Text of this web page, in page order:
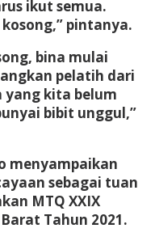
ikut semua.
pintanya.
bina mulai
pelatih dari
yang kita belum
bibit unggul,”
menyampaikan
sebagai tuan
MTQ XXIX
Tahun 2021.